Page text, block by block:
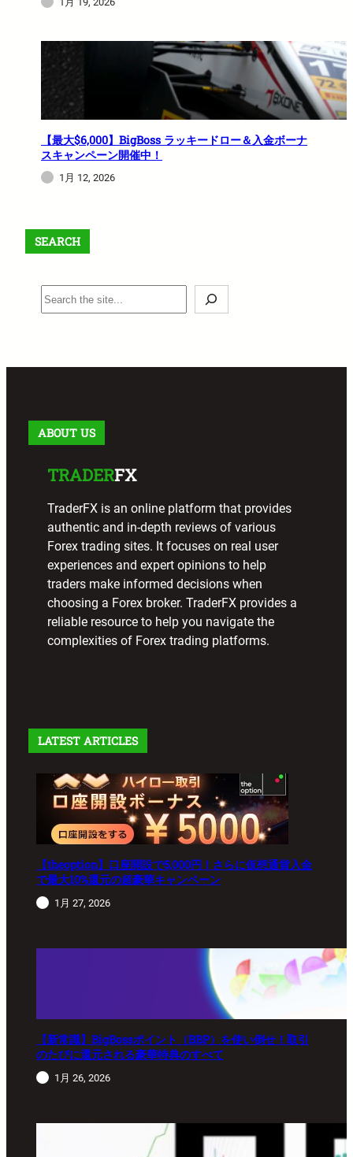
【最大$6,000】BigBoss ラッキードロー＆入金ボーナ
スキャンペーン開催中！
1月 12, 2026
SEARCH
S
e
c
ABOUT US
TRADERFX
TraderFX is an online platform that provides
authentic and in-depth reviews of various
Forex trading sites. It focuses on real user
experiences and expert opinions to help
traders make informed decisions when
choosing a Forex broker. TraderFX provides a
reliable resource to help you navigate the
complexities of Forex trading platforms.
LATEST ARTICLES
【theoption】口座開設で5,000円！さらに仮想通貨入金
で最大10%還元の超豪華キャンペーン
1月 27, 2026
【新常識】BigBossポイント（BBP）を使い倒せ！取引
のたびに還元される豪華特典のすべて
1月 26, 2026